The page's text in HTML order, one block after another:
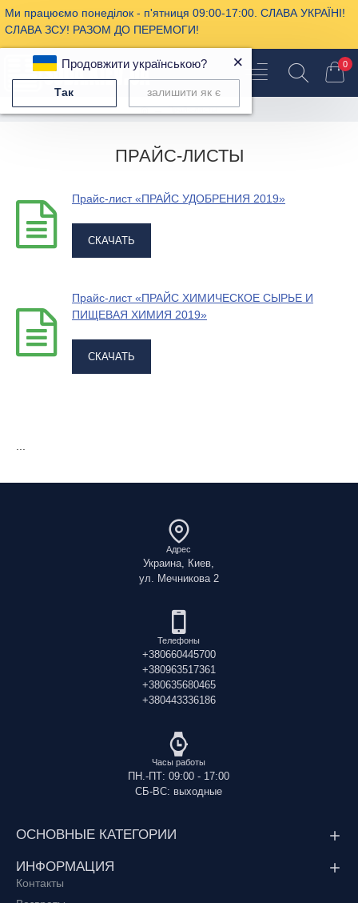
Ми працюємо понеділок - п'ятниця 09:00-17:00. СЛАВА УКРАЇНІ!
СЛАВА ЗСУ! РАЗОМ ДО ПЕРЕМОГИ!
0
Прайс-листы
ПРАЙС-ЛИСТЫ
Прайс-лист «ПРАЙС УДОБРЕНИЯ 2019»
СКАЧАТЬ
Прайс-лист «ПРАЙС ХИМИЧЕСКОЕ СЫРЬЕ И
ПИЩЕВАЯ ХИМИЯ 2019»
СКАЧАТЬ
Адрес
Украина, Киев,
ул. Мечникова 2
Телефоны
+380660445700
+380963517361
+380635680465
+380443336186
Часы работы
ПН.-ПТ: 09:00 - 17:00
СБ-ВС: выходные
ОСНОВНЫЕ КАТЕГОРИИ
ИНФОРМАЦИЯ
Контакты
Продовжити українською? ×
Так залишити як є